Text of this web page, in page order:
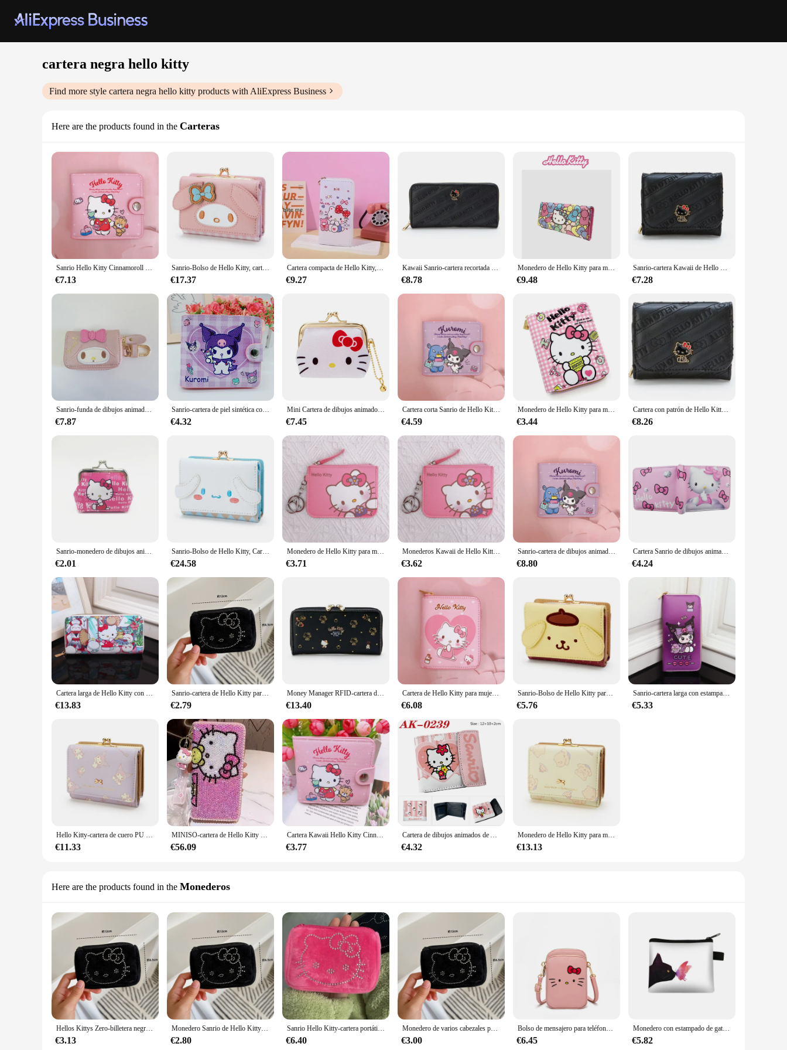
cartera negra hello kitty
Find more style cartera negra hello kitty products with AliExpress Business
Here are the products found in the Carteras
Sanrio Hello Kitty Cinnamoroll My Melody Kuromi-monedero informal de Pu, monedero para tarjetas, cartera con botones
€7.13
Sanrio-Bolso de Hello Kitty, cartera Kawaii, Cinnamoroll, My Melody Kuromi, informal, de cuero PU, a la moda, plegable, para tarjetas, regalos de cumpleaños
€17.37
Cartera compacta de Hello Kitty, bolsillo seguro con cremallera para monedas y múltiples ranuras para tarjetas, Ideal para ID y organización de tarjetas de crédito
€9.27
Kawaii Sanrio-cartera recortada con forma de dibujos animados para mujer, Tarjetero con cremallera, tarjetero multicapa, Hello Kitty Kuromi
€8.78
Monedero de Hello Kitty para mujer, Cartera de dibujos animados, almacenamiento de cambio largo, múltiples tarjetas, botón de gran capacidad, regalos periféricos Sanrio
€9.48
Sanrio-cartera Kawaii de Hello Kitty para mujer, monedero bonito con patrón, tarjetero de cuero PU, resistente al agua
€7.28
Sanrio-funda de dibujos animados para llaves, monedero de Hello Kitty, monederos Kawaii, My Moody Kuromi, monedero bonito, bolsos Kawaii
€7.87
Sanrio-cartera de piel sintética con dibujos animados para mujer, Cartera de Hello Kitty, Kulomi Melody, Cinnamoroll, portatarjetas de identificación portátil, monedero bonito, regalos para niñas, novedad
€4.32
Mini Cartera de dibujos animados Sanrio Zero, Hello Kitty, Kuromi, Cinnamoroll, Mymelody, Anime Key, bolsa de tarjeta multifuncional, regalo de vacaciones
€7.45
Cartera corta Sanrio de Hello Kitty para niña, monedero de PU de dos pliegues, Kulomi Melody, Anime, periférico, estudiante, colección de monedas, monedero con botón
€4.59
Monedero de Hello Kitty para mujer, Cartera de almacenamiento de cambio de encarnada corta, impermeable, de cuero Pu, regalo periférico Sanrio
€3.44
Cartera con patrón de Hello Kitty para mujer, cartera negra bonita, tarjetero RFID de cuero PU, resistente al agua
€8.26
Sanrio-monedero de dibujos animados de Hello Kitty para niñas, cartera pequeña creativa, al por mayor, My Melody, monedero Kawaii
€2.01
Sanrio-Bolso de Hello Kitty, Cartera de piel sintética, Kawaii, Cinnamon My Melody, Kuromi, informal, a la moda, plegable, para tarjetas, regalos de cumpleaños
€24.58
Monedero de Hello Kitty para mujer, bolso todo en uno con colgante de llavero, con pompón de cuero puro, Sanrio, Kuromi, Cinnamoroll
€3.71
Monederos Kawaii de Hello Kitty, tarjeteros Sanrio, monederos y bolsos para niños, Mini monedero de estrellas gemelas pequeñas, venta al por mayor
€3.62
Sanrio-cartera de dibujos animados de PU, bolso de dinero corto, monedero de Hello Kitty, tarjetero, informal, novedad
€8.80
Cartera Sanrio de dibujos animados para niñas, monedero corto con bolsillo para monedas, regalo, Hello Kitty, gran oferta
€4.24
Cartera larga de Hello Kitty con cremallera para mujer, monedero con estampado Kawaii, monedero para estudiantes, tarjetero, regalos para niñas
€13.83
Sanrio-cartera de Hello Kitty para niña, monedero KT de perforación en caliente, de felpa Premium negra, resistente a caídas, portátil, con cremallera de almacenamiento
€2.79
Money Manager RFID-cartera de cuero sintético para mujer, organizador de embrague con cremallera negra, Hello Kitty, bolso para teléfono móvil de 7,68x3,93 pulgadas
€13.40
Cartera de Hello Kitty para mujer, monedero corto informal de PU con dibujos animados, bolso de almacenamiento multifunción de alta capacidad para estudiantes
€6.08
Sanrio-Bolso de Hello Kitty para niña, Cartera de piel sintética, plegable, bonito, Kawaii, Cinnamoroll, Kuromi Melody, ideal para regalo de cumpleaños, novedad
€5.76
Sanrio-cartera larga con estampado de dibujos animados, monedero de gran capacidad con compartimentos, Hello Kitty, Melody Kuromi, Cinnamon, PVC
€5.33
Hello Kitty-cartera de cuero PU para mujer, billetera informal de 2 pliegues, monedero con hebilla y cremallera, Kuromi Cinnamoroll
€11.33
MINISO-cartera de Hello Kitty con diamantes para mujer, conjunto de pegatinas de diamantes, lentejuelas, cartera dulce y Linda, bolso personalizado para tarjetas
€56.09
Cartera Kawaii Hello Kitty Cinnamoroll My Melody Kuromi Sanrio, monedero informal, Tarjetero con broche, 2024
€3.77
Cartera de dibujos animados de Anime Sanrio HELLO KITTY con tarjetero, monedero con broche, regalo para niñas
€4.32
Monedero de Hello Kitty para mujer, cartera corta de PU Sanrio, pudín Kuromi, hebilla con cremallera, tarjetero, My Melody
€13.13
Here are the products found in the Monederos
Hellos Kittys Zero-billetera negra de felpa Premium, monedero, Mini bolsa de almacenamiento multifuncional, accesorios para niñas
€3.13
Monedero Sanrio de Hello Kitty de varios cabezales, Mini bolsa de almacenamiento de felpa Premium negra, resistente a caídas, portátil
€2.80
Sanrio Hello Kitty-cartera portátil Zero con diamantes de imitación, minibolsa de felpa para almacenamiento de auriculares, Y2k, Negro, Rosa, bonita bolsa para cámara Ccd, novedad
€6.40
Monedero de varios cabezales para llaves, bolsa de almacenamiento de felpa, resistente a caídas, portátil, negro Premium
€3.00
Bolso de mensajero para teléfono móvil para mujer, Mini Bolso pequeño para teléfono móvil, bolso de lona, monedero Vertical de verano, Bolso Negro de 17cm x 11cm
€6.45
Monedero con estampado de gato negro para mujer, Mini bolsa de monedas portátil para compras, bolso de tarjeta de crédito de identificación de viaje, billetera
€5.82